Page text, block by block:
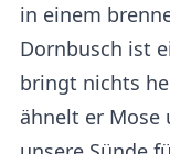
in einem
Dornbusch ist
bringt nichts
ähnelt er Mose